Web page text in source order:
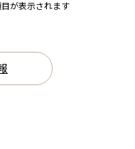
が表示されます